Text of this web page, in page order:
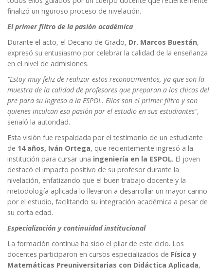
finalizó un riguroso proceso de nivelación.
El primer filtro de la pasión académica
Durante el acto, el Decano de Grado, Dr. Marcos Buestán,
expresó su entusiasmo por celebrar la calidad de la enseñanza
en el nivel de admisiones.
"Estoy muy feliz de realizar estos reconocimientos, ya que son la
muestra de la calidad de profesores que preparan a los chicos del
pre para su ingreso a la ESPOL. Ellos son el primer filtro y son
quienes inculcan esa pasión por el estudio en sus estudiantes",
señaló la autoridad.
Esta visión fue respaldada por el testimonio de un estudiante
de 14 años, Iván Ortega, que recientemente ingresó a la
institución para cursar una ingeniería en la ESPOL. El joven
destacó el impacto positivo de su profesor durante la
nivelación, enfatizando que el buen trabajo docente y la
metodología aplicada lo llevaron a desarrollar un mayor cariño
por el estudio, facilitando su integración académica a pesar de
su corta edad.
Especialización y continuidad institucional
La formación continua ha sido el pilar de este ciclo. Los
docentes participaron en cursos especializados de Física y
Matemáticas Preuniversitarias con Didáctica Aplicada,